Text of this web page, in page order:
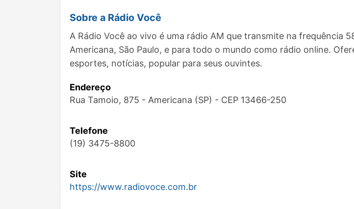
Sobre a Rádio Você
A Rádio Você ao vivo é uma rádio AM que transmite na frequência
Americana, São Paulo, e para todo o mundo como rádio online.
esportes, notícias, popular para seus ouvintes.
Endereço
Rua Tamoio, 875 - Americana (SP) - CEP 13466-250
Telefone
(19) 3475-8800
Site
https://www.radiovoce.com.br